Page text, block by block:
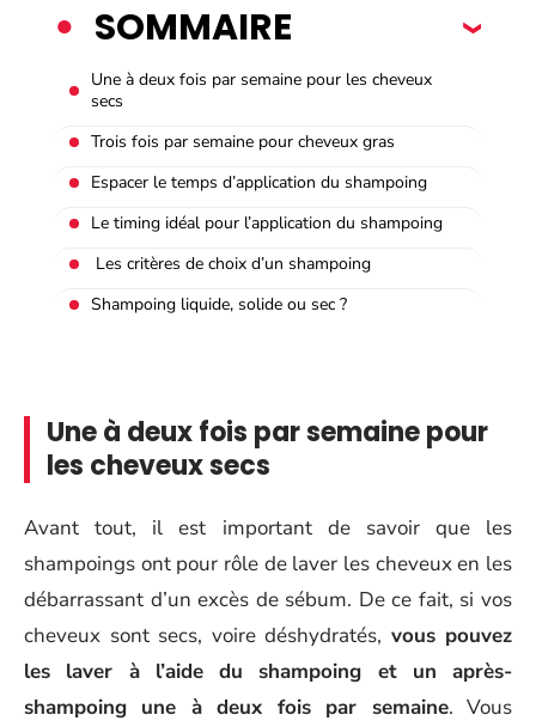
SOMMAIRE
Une à deux fois par semaine pour les cheveux
secs
Trois fois par semaine pour cheveux gras
Espacer le temps d’application du shampoing
Le timing idéal pour l’application du shampoing
Les critères de choix d’un shampoing
Shampoing liquide, solide ou sec ?
Une à deux fois par semaine pour
les cheveux secs
Avant tout, il est important de savoir que les
shampoings ont pour rôle de laver les cheveux en les
débarrassant d’un excès de sébum. De ce fait, si vos
cheveux sont secs, voire déshydratés, vous pouvez
les laver à l’aide du shampoing et un après-
shampoing une à deux fois par semaine. Vous